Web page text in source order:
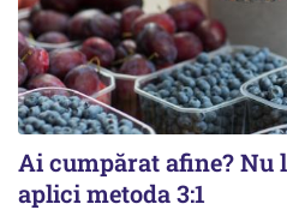
Ai cumpărat afine? Nu
aplici metoda 3:1